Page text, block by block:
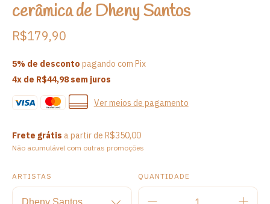
cerâmica de Dheny Santos
R$179,90
5% de desconto pagando com Pix
4x de R$44,98sem juros
Ver meios de pagamento
Frete grátis a partir de R$350,00
Não acumulável com outras promoções
ARTISTAS QUANTIDADE